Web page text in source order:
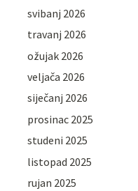
svibanj 2026
travanj 2026
ožujak 2026
veljača 2026
siječanj 2026
prosinac 2025
studeni 2025
listopad 2025
rujan 2025